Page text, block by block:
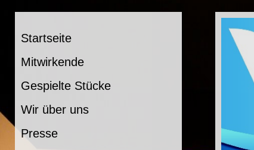
Startseite
Mitwirkende
Gespielte Stücke
Wir über uns
Presse